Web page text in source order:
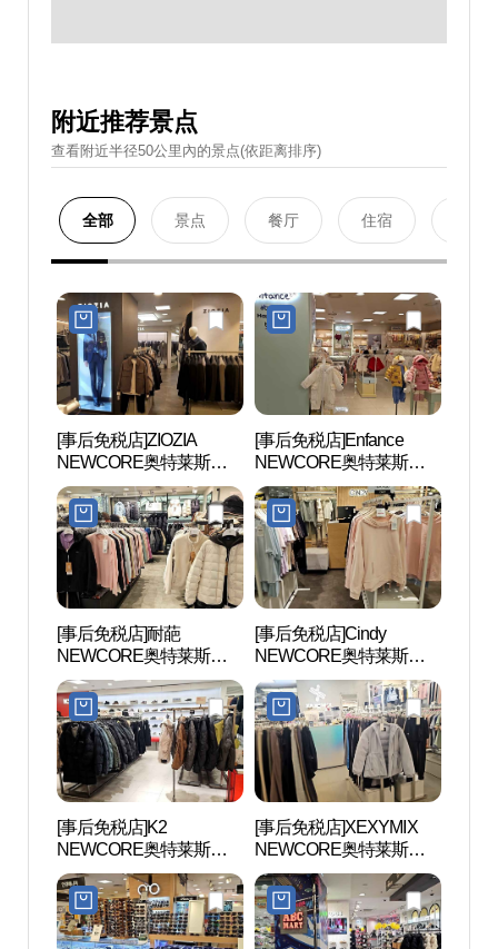
附近推荐景点
查看附近半径50公里內的景点(依距离排序)
全部 景点 餐厅 住宿
[事后免税店]ZIOZIA
NEWCORE奥特莱斯坪
村店 (지오지아 뉴코아아
울렛 평촌점)
[事后免税店]Enfance
NEWCORE奥特莱斯坪
村店 (앙팡스 뉴코아아울
렛 평촌점)
[事后免税店]耐葩
NEWCORE奥特莱斯坪
村店 (네파 뉴코아아울렛
평촌점)
[事后免税店]Cindy
NEWCORE奥特莱斯坪
村店 (신디 뉴코아아울렛
평촌점)
[事后免税店]K2
NEWCORE奥特莱斯坪
村店 (K2 뉴코아아울렛 평
촌점)
[事后免税店]XEXYMIX
NEWCORE奥特莱斯坪
村店 (젝시믹스 뉴코아아
울렛 평촌점)